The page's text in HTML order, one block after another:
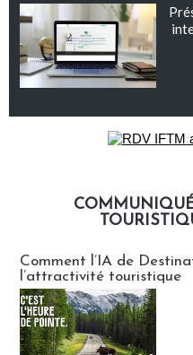
Comment l’IA de
l’attractivité touristique